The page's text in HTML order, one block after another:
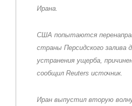
Ирана.
США попытаются
страны Персидского залива
устранения ущерба,
сообщил Reuters источник.
Иран выпустил вторую